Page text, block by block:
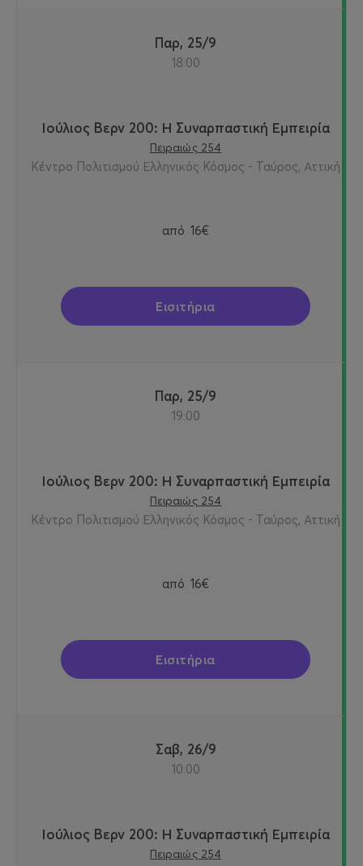
Παρ, 25/9
18:00
Ιούλιος Βερν 200: Η Συναρπαστική Εμπειρία
Πειραιώς 254
Κέντρο Πολιτισμού Ελληνικός Κόσμος - Ταύρος, Αττική
από 16€
Εισιτήρια
Παρ, 25/9
19:00
Ιούλιος Βερν 200: Η Συναρπαστική Εμπειρία
Πειραιώς 254
Κέντρο Πολιτισμού Ελληνικός Κόσμος - Ταύρος, Αττική
από 16€
Εισιτήρια
Σαβ, 26/9
10:00
Ιούλιος Βερν 200: Η Συναρπαστική Εμπειρία
Πειραιώς 254